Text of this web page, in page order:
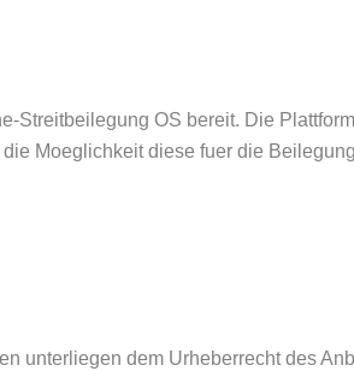
Streitbeilegung OS bereit. Die
Moeglichkeit diese fuer die
unterliegen dem Urheberrecht des